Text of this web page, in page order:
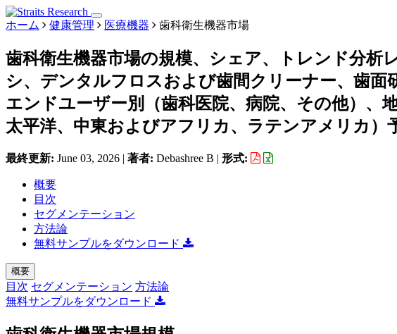
ホーム 健康管理 医療機器 歯科衛生機器市場
歯科衛生機器市場の規模、シェア、トレンド分析
シ、デンタルフロスおよび歯間クリーナー、歯面
エンドユーザー別（歯科医院、病院、その他）、
太平洋、中東およびアフリカ、ラテンアメリカ）
最終更新: June 03, 2026 | 著者: Debashree B | 形式:
概要
目次
セグメンテーション
方法論
無料サンプルをダウンロード
概要
目次 セグメンテーション 方法論
無料サンプルをダウンロード